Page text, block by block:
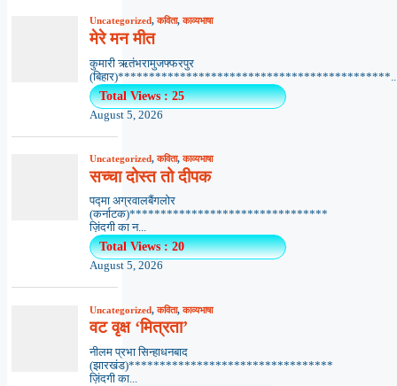
Uncategorized,कविता,काव्यभाषा
मेरे मन मीत
कुमारी ऋतंभरामुजफ्फरपुर
Total Views : 25
August 5, 2026
Uncategorized,कविता,काव्यभाषा
सच्चा दोस्त तो दीपक
पद्मा अग्रवालबैंगलोर
(कर्नाटक)********************************
ज़िंदगी का न...
Total Views : 20
August 5, 2026
Uncategorized,कविता,काव्यभाषा
वट वृक्ष ‘मित्रता’
नीलम प्रभा सिन्हाधनबाद
(झारखंड)*********************************
ज़िंदगी का...